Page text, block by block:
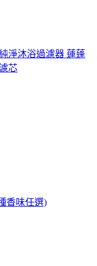
淨沐浴過濾器 蓮蓬
芯
香味任選)